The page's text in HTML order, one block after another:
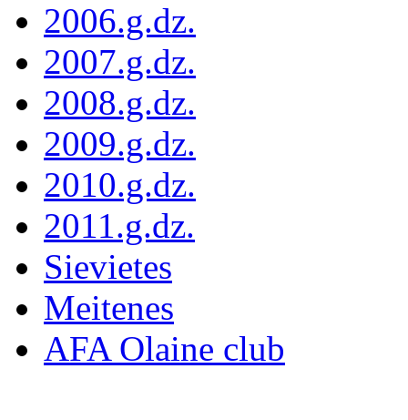
2006.g.dz.
2007.g.dz.
2008.g.dz.
2009.g.dz.
2010.g.dz.
2011.g.dz.
Sievietes
Meitenes
AFA Olaine club